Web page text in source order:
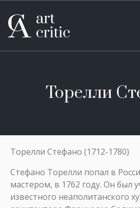
Торелли
Торелли Стефано (1712-1780)
Cтефано Торелли попал в
мастером, в 1762 году. Он был
известного неаполитанского